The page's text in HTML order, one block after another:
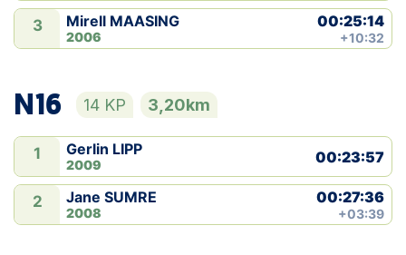
3 Mirell MAASING
2006
00:25:14
+10:32
N16 14 KP 3,20km
1 Gerlin LIPP
2009 00:23:57
2 Jane SUMRE
2008
00:27:36
+03:39